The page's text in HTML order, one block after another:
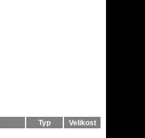
Typ
Velikost